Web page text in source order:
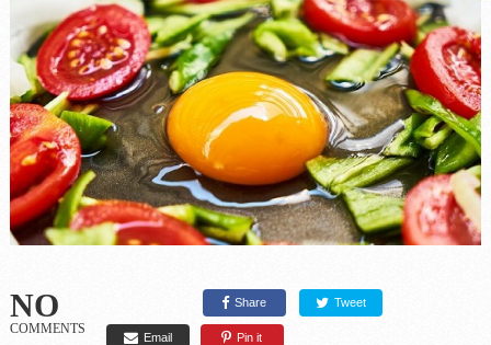
NO
COMMENTS
Share Tweet
Email Pin it